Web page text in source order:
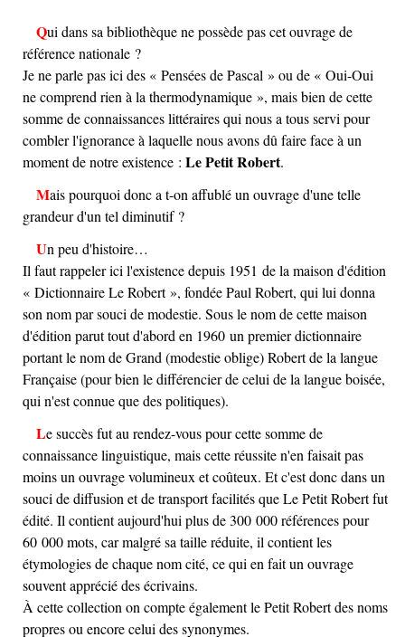
Qui dans sa bibliothèque ne possède pas cet ouvrage de
référence nationale ?
Je ne parle pas ici des « Pensées de Pascal » ou de « Oui-Oui
ne comprend rien à la thermodynamique », mais bien de cette
somme de connaissances littéraires qui nous a tous servi pour
combler l'ignorance à laquelle nous avons dû faire face à un
moment de notre existence : Le Petit Robert.
Mais pourquoi donc a t-on affublé un ouvrage d'une telle
grandeur d'un tel diminutif ?
Un peu d'histoire…
Il faut rappeler ici l'existence depuis 1951 de la maison d'édition
« Dictionnaire Le Robert », fondée Paul Robert, qui lui donna
son nom par souci de modestie. Sous le nom de cette maison
d'édition parut tout d'abord en 1960 un premier dictionnaire
portant le nom de Grand (modestie oblige) Robert de la langue
Française (pour bien le différencier de celui de la langue boisée,
qui n'est connue que des politiques).
Le succès fut au rendez-vous pour cette somme de
connaissance linguistique, mais cette réussite n'en faisait pas
moins un ouvrage volumineux et coûteux. Et c'est donc dans un
souci de diffusion et de transport facilités que Le Petit Robert fut
édité. Il contient aujourd'hui plus de 300 000 références pour
60 000 mots, car malgré sa taille réduite, il contient les
étymologies de chaque nom cité, ce qui en fait un ouvrage
souvent apprécié des écrivains.
À cette collection on compte également le Petit Robert des noms
propres ou encore celui des synonymes.